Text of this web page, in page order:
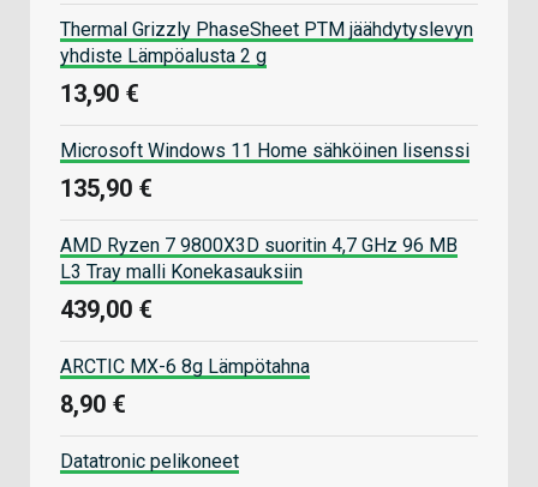
Thermal Grizzly PhaseSheet PTM jäähdytyslevyn
yhdiste Lämpöalusta 2 g
13,90 €
Microsoft Windows 11 Home sähköinen lisenssi
135,90 €
AMD Ryzen 7 9800X3D suoritin 4,7 GHz 96 MB
L3 Tray malli Konekasauksiin
439,00 €
ARCTIC MX-6 8g Lämpötahna
8,90 €
Datatronic pelikoneet